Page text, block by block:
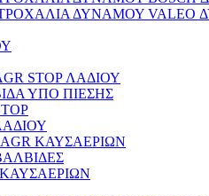
ΔΥΝΑΜΟΥ VALEO
STOP ΛΑΔΙΟΥ
ΥΠΟ ΠΙΕΣΗΣ
ΚΑΥΣΑΕΡΙΩΝ